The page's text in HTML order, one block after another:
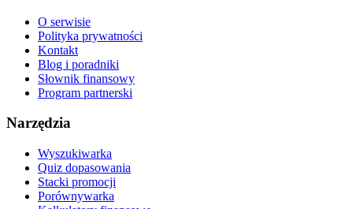
O serwisie
Polityka prywatności
Kontakt
Blog i poradniki
Słownik finansowy
Program partnerski
Narzędzia
Wyszukiwarka
Quiz dopasowania
Stacki promocji
Porównywarka